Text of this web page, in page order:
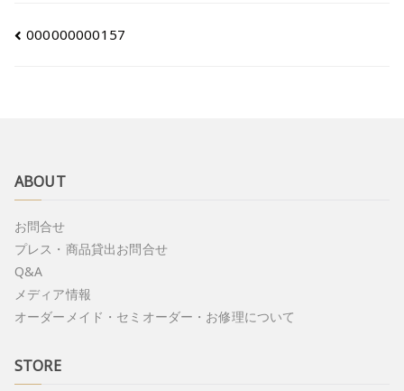
e
b
000000000157
ABOUT
お問合せ
プレス・商品貸出お問合せ
Q&A
メディア情報
オーダーメイド・セミオーダー・お修理について
STORE